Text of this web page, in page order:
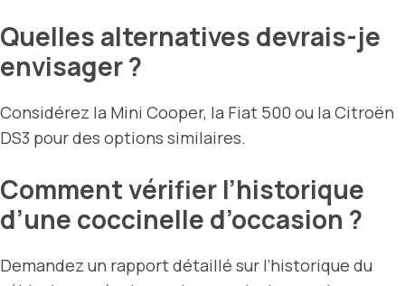
Quelles alternatives devrais-je
envisager ?
Considérez la Mini Cooper, la Fiat 500 ou la Citroën
DS3 pour des options similaires.
Comment vérifier l’historique
d’une coccinelle d’occasion ?
Demandez un rapport détaillé sur l’historique du